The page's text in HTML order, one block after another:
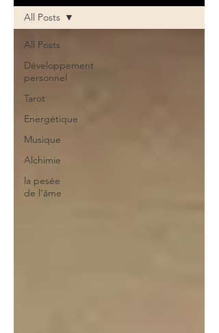
All Posts
Développement
personnel
Tarot
Energétique
Musique
Alchimie
la pesée
de l'âme
All Posts